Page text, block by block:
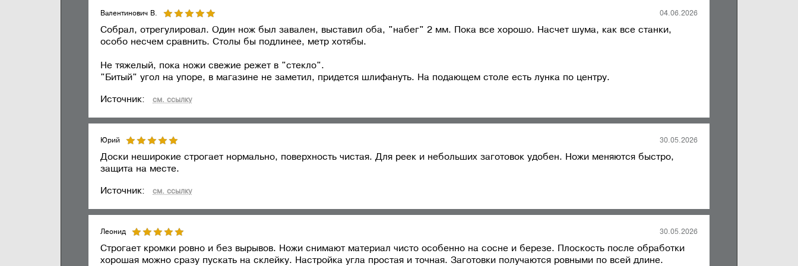
регулировка, демонстрация в работе.
Ширина заготовки максимальная 156 мм 156 мм
Число ножей режущего вала 2 12
Режущий вал
Валентинович В. 04.06.2026
Собрал, отрегулировал. Один нож был завален, выставил оба, "набег" 2 мм. Пока все хорошо. Насчет шума, как все станки,
особо несчем сравнить. Столы бы подлинее, метр хотябы.
Не тяжелый, пока ножи свежие режет в "стекло".
"Битый" угол на упоре, в магазине не заметил, придется шлифануть. На подающем столе есть лунка по центру.
Источник: см. ссылку
Юрий 30.05.2026
Доски неширокие строгает нормально, поверхность чистая. Для реек и небольших заготовок удобен. Ножи меняются быстро,
защита на месте.
Источник: см. ссылку
Леонид 30.05.2026
Строгает кромки ровно и без вырывов. Ножи снимают материал чисто особенно на сосне и березе. Плоскость после обработки
хорошая можно сразу пускать на склейку. Настройка угла простая и точная. Заготовки получаются ровными по всей длине.